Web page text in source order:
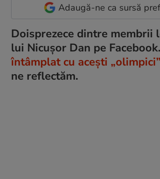
Adaugă-ne ca sursă
Doisprezece dintre
lui Nicușor Dan pe
întâmplat cu acești „olimpici”
ne reflectăm.